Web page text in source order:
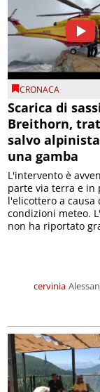
CRONACA
Scarica di
Breithorn,
salvo
una gamba
cervinia
L'intervento è
parte via terra e in
l'elicottero a causa
condizioni meteo.
non ha riportato